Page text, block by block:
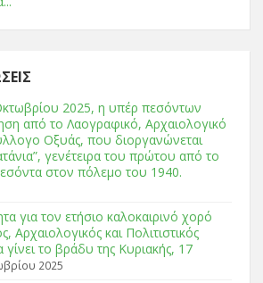
2025, η υπέρ πεσόντων
από το Λαογραφικό, Αρχαιολογικό
Οξυάς, που διοργανώνεται
γενέτειρα του πρώτου από το
στον πόλεμο του 1940.
για τον ετήσιο καλοκαιρινό χορό
Αρχαιολογικός και Πολιτιστικός
το βράδυ της Κυριακής, 17
2025